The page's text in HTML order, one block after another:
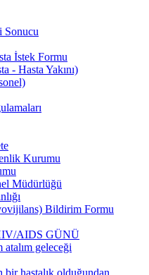
Sonucu
İstek Formu
- Hasta Yakını)
Kurumu
Müdürlüğü
Bildirim Formu
AIDS GÜNÜ
atalım geleceği
bir hastalık olduğundan,